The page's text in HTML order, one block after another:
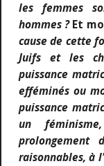
les femmes
hommes ?Et
cause de cette
Juifs et les
puissance
efféminés ou
puissance
un
prolongement
raisonnables, à